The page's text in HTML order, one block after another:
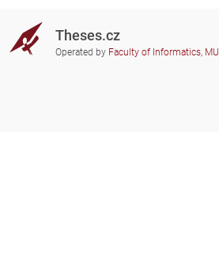
Theses.cz
Operated by Faculty of Informatics, MU